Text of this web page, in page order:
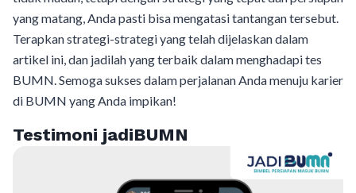
yang matang, Anda pasti bisa mengatasi tantangan tersebut.
Terapkan strategi-strategi yang telah dijelaskan dalam
artikel ini, dan jadilah yang terbaik dalam menghadapi tes
BUMN. Semoga sukses dalam perjalanan Anda menuju karier
di BUMN yang Anda impikan!
Testimoni jadiBUMN